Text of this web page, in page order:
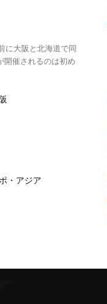
に大阪と北海道で同
開催されるのは初め
・アジア